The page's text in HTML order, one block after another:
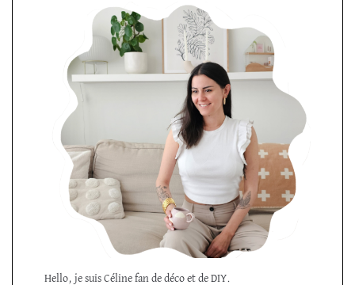
Hello, je suis Céline fan de déco et de DIY.